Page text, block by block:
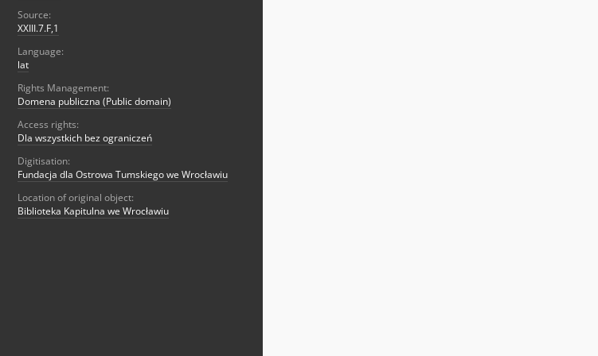
Source:
XXIII.7.F,1
Language:
lat
Rights Management:
Domena publiczna (Public domain)
Access rights:
Dla wszystkich bez ograniczeń
Digitisation:
Fundacja dla Ostrowa Tumskiego we Wrocławiu
Location of original object:
Biblioteka Kapitulna we Wrocławiu